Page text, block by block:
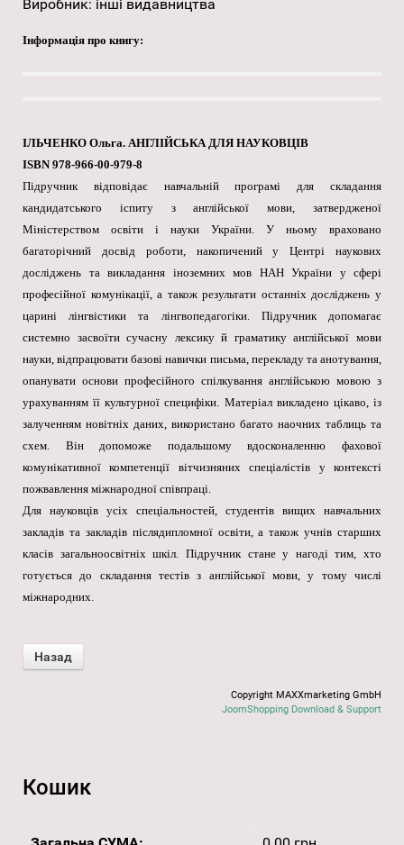
Виробник: інші видавництва
Інформація про книгу:
ІЛЬЧЕНКО Ольга. АНГЛІЙСЬКА ДЛЯ НАУКОВЦІВ
ISBN 978-966-00-979-8
Підручник відповідає навчальній програмі для складання
кандидатського іспиту з англійської мови, затвердженої
Міністерством освіти і науки України. У ньому враховано
багаторічний досвід роботи, накопичений у Центрі наукових
досліджень та викладання іноземних мов НАН України у сфері
професійної комунікації, а також результати останніх досліджень у
царині лінгвістики та лінгвопедагогіки. Підручник допомагає
системно засвоїти сучасну лексику й граматику англійської мови
науки, відпрацювати базові навички письма, перекладу та анотування,
опанувати основи професійного спілкування англійською мовою з
урахуванням її культурної специфіки. Матеріал викладено цікаво, із
залученням новітніх даних, використано багато наочних таблиць та
схем. Він допоможе подальшому вдосконаленню фахової
комунікативної компетенції вітчизняних спеціалістів у контексті
пожвавлення міжнародної співпраці.
Для науковців усіх спеціальностей, студентів вищих навчальних
закладів та закладів післядипломної освіти, а також учнів старших
класів загальноосвітніх шкіл. Підручник стане у нагоді тим, хто
готується до складання тестів з англійської мови, у тому числі
міжнародних.
Copyright MAXXmarketing GmbH
JoomShopping Download & Support
Кошик